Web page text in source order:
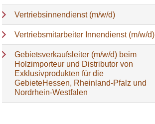
Vertriebsinnendienst (m/w/d)
Vertriebsmitarbeiter Innendienst (m/w/d)
Gebietsverkaufsleiter (m/w/d) beim
Holzimporteur und Distributor von
Exklusivprodukten für die
GebieteHessen, Rheinland-Pfalz und
Nordrhein-Westfalen